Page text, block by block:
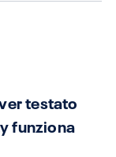
testato
funziona